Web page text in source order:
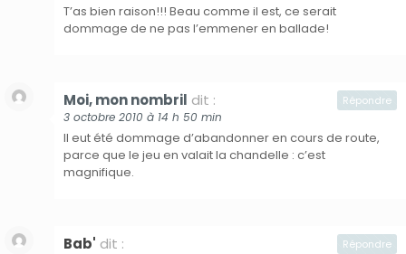
T’as bien raison!!! Beau comme il est, ce serait
dommage de ne pas l’emmener en ballade!
Moi, mon nombril dit :
3 octobre 2010 à 14 h 50 min
Il eut été dommage d’abandonner en cours de route,
parce que le jeu en valait la chandelle : c’est
magnifique.
Répondre
Bab' dit : Répondre